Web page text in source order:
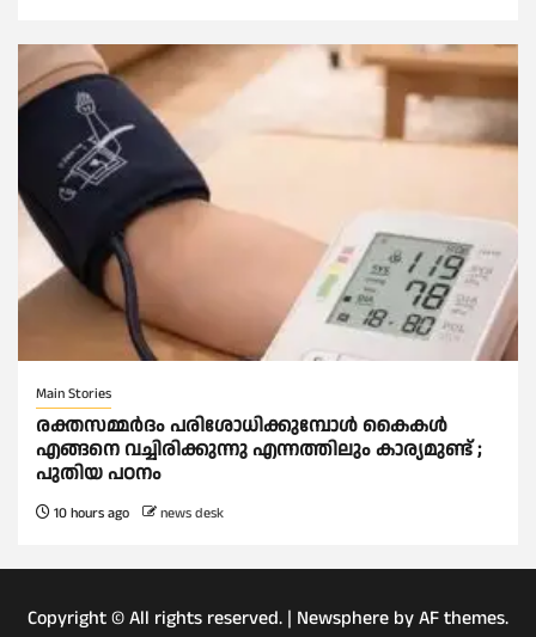
Main Stories
രക്തസമ്മര്‍ദം പരിശോധിക്കുമ്പോള്‍ കൈകള്‍
എങ്ങനെ വച്ചിരിക്കുന്നു എന്നത്തിലും കാര്യമുണ്ട് ;
പുതിയ പഠനം
10 hours ago news desk
Copyright © All rights reserved. | Newsphere by AF themes.